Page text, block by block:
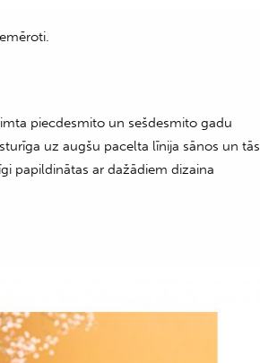
piecdesmito un sešdesmito gadu
uz augšu pacelta līnija sānos un tās
papildinātas ar dažādiem dizaina